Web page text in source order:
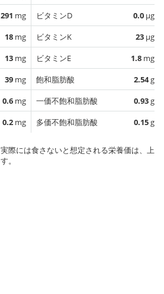
291 mg
18 mg
13 mg
39 mg
0.6 mg
0.2 mg
ビタミンD
0.0 µg
ビタミンK
23 µg
ビタミンE
1.8 mg
飽和脂肪酸
2.54g
一価不飽和脂肪酸
0.93g
多価不飽和脂肪酸
0.15g
際には食さないと想定される栄養価は、上
。